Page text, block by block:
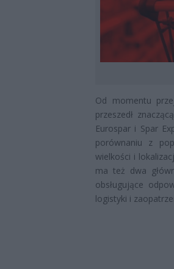
Od momentu
przeszedł
Eurospar i Spar
porównaniu z
wielkości i
ma też dwa
obsługujące
logistyki i